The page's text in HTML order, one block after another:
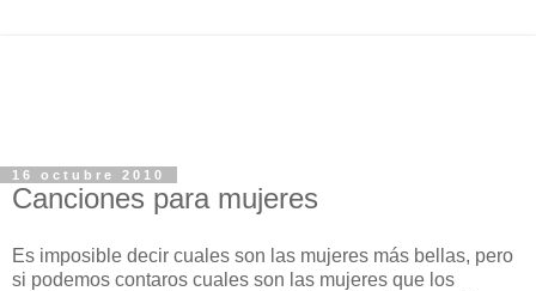
16 octubre 2010
Canciones para mujeres
Es imposible decir cuales son las mujeres más bellas, pero
si podemos contaros cuales son las mujeres que los